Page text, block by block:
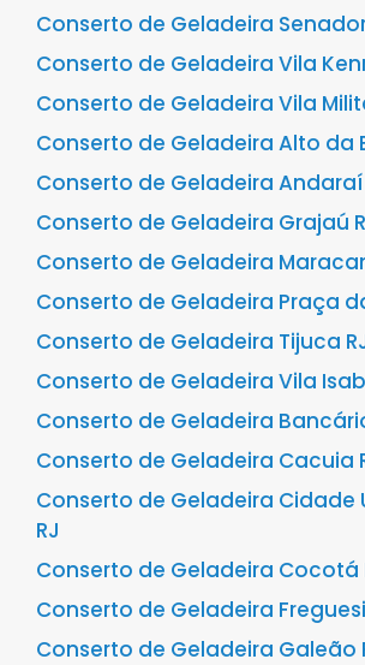
Conserto de Geladeira
Conserto de Geladeira Vila
Conserto de Geladeira Vila
Conserto de Geladeira Alto da
Conserto de Geladeira Andaraí
Conserto de Geladeira Grajaú
Conserto de Geladeira
Conserto de Geladeira Praça
Conserto de Geladeira Tijuca
Conserto de Geladeira Vila
Conserto de Geladeira
Conserto de Geladeira Cacuia
Conserto de Geladeira Cidade
RJ
Conserto de Geladeira Cocotá
Conserto de Geladeira
Conserto de Geladeira Galeão